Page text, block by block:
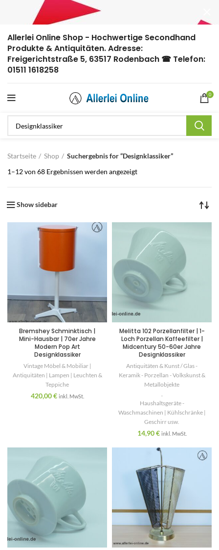
Allerlei Online Shop - Hochwertige Secondhand
Produkte & Antiquitäten. Adresse:
Freigerichtstraße 5, 63517 Rodenbach ☎ Telefon:
01511 1618258
0
Startseite Shop
Suchergebnis for “Designklassiker”
1–12 von 68 Ergebnissen werden angezeigt
Show sidebar
Bremshey Schminktisch |
Mini-Hausbar | 70er Jahre
Modern Pop Art
Designklassiker
Vintage Möbel & Mobiliar |
Antiquitäten | Lampen | Leuchten &
Teppiche
420,00€ inkl. MwSt.
Melitta 102 Porzellanfilter | 1-
Loch Porzellan Kaffeefilter |
Midcentury 50-60er Jahre
Designklassiker
Antiquitäten & Kunst / Glas -
Keramik - Porzellan - Volkskunst &
Metallobjekte
,
Haushaltsgeräte -
Waschmaschinen | Kühlschränke |
Geschirr usw.
14,90€ inkl. MwSt.